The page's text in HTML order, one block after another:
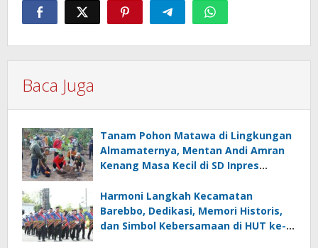
Baca Juga
Tanam Pohon Matawa di Lingkungan
Almamaternya, Mentan Andi Amran
Kenang Masa Kecil di SD Inpres
Harmoni Langkah Kecamatan
Barebbo, Dedikasi, Memori Historis,
dan Simbol Kebersamaan di HUT ke-